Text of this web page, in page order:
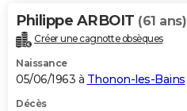
Carte de Noël
Carte Bonne année
Carte Saint-Valentin
Carte Pâques
Carte d'anniversaire
DICTIONNAIRE
Dictionnaire
Biographies
Citations
Expressions
Proverbes
PROGRAMME TV
Philippe ARBOIT (61 ans)
Créer une cagnotte obsèques
Naissance
05/06/1963 à Thonon-les-Bains
Décès